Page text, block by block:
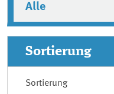
Alle
Sortierung
Sortierung